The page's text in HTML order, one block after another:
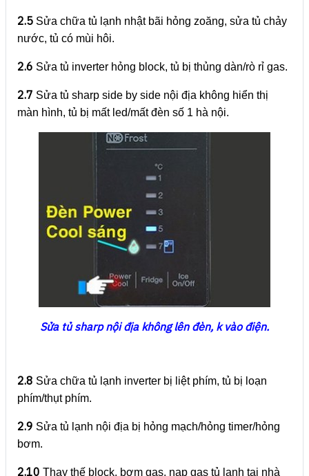
2.5 Sửa chữa tủ lạnh nhật bãi hỏng zoăng, sửa tủ chảy
nước, tủ có mùi hôi.
2.6 Sửa tủ inverter hỏng block, tủ bị thủng dàn/rò rỉ gas.
2.7 Sửa tủ sharp side by side nội địa không hiển thị
màn hình, tủ bị mất led/mất đèn số 1 hà nội.
Sửa tủ sharp nội địa không lên đèn, k vào điện.
2.8 Sửa chữa tủ lạnh inverter bị liệt phím, tủ bị loạn
phím/thụt phím.
2.9 Sửa tủ lạnh nội địa bị hỏng mạch/hỏng timer/hỏng
bơm.
2.10 Thay thế block, bơm gas, nạp gas tủ lạnh tại nhà